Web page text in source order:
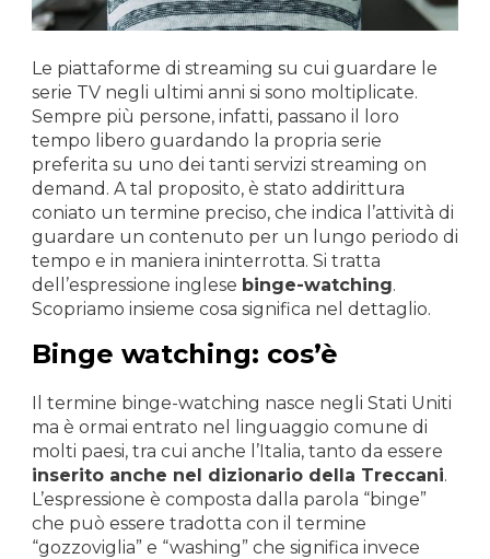
Le piattaforme di streaming su cui guardare le
serie TV negli ultimi anni si sono moltiplicate.
Sempre più persone, infatti, passano il loro
tempo libero guardando la propria serie
preferita su uno dei tanti servizi streaming on
demand. A tal proposito, è stato addirittura
coniato un termine preciso, che indica l’attività di
guardare un contenuto per un lungo periodo di
tempo e in maniera ininterrotta. Si tratta
dell’espressione inglese binge-watching.
Scopriamo insieme cosa significa nel dettaglio.
Binge watching: cos’è
Il termine binge-watching nasce negli Stati Uniti
ma è ormai entrato nel linguaggio comune di
molti paesi, tra cui anche l’Italia, tanto da essere
inserito anche nel dizionario della Treccani.
L’espressione è composta dalla parola “binge”
che può essere tradotta con il termine
“gozzoviglia” e “washing” che significa invece